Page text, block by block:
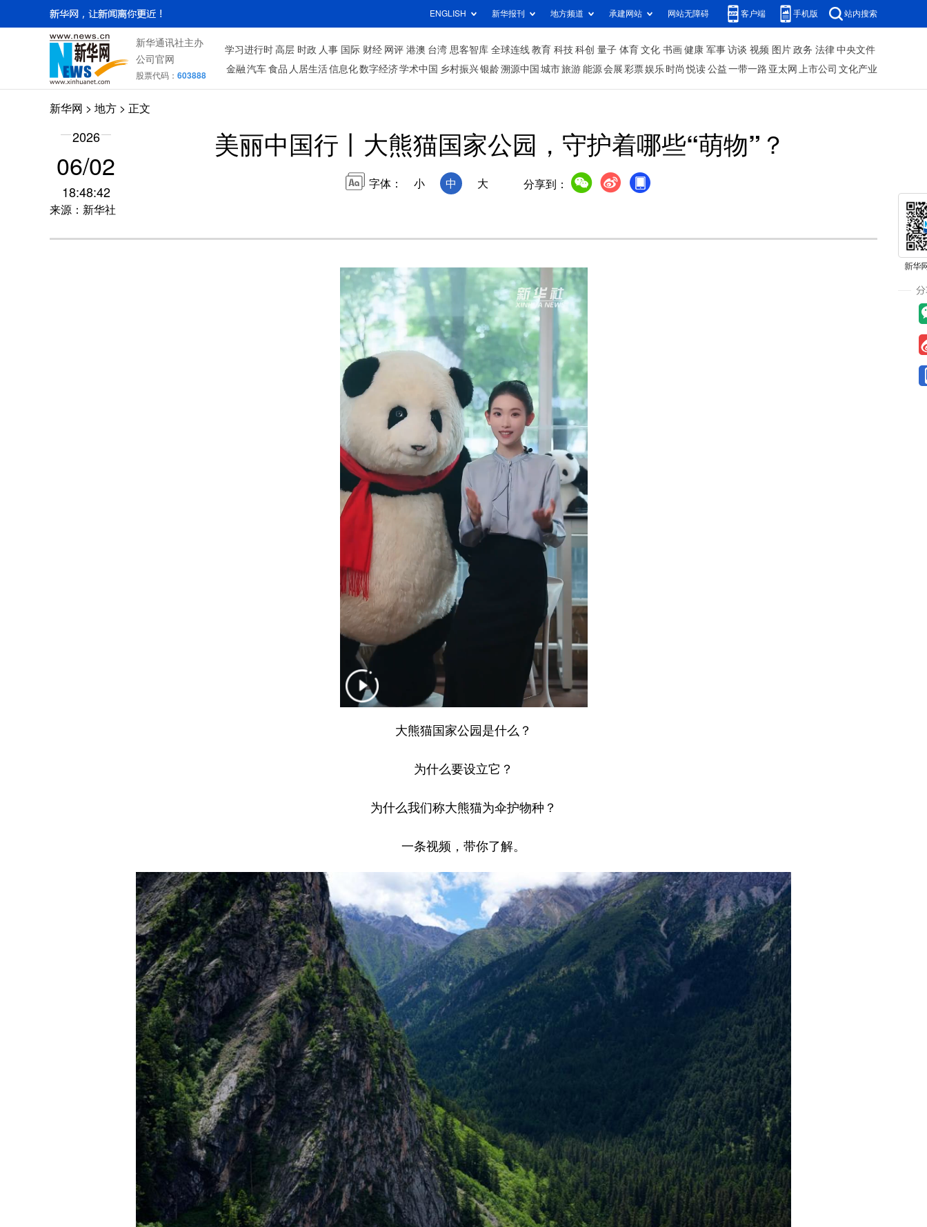
ENGLISH 新华报刊 地方频道 承建网站 网站无障碍 客户端 手机版 站内搜索
新华通讯社主办
公司官网
股票代码： 603888
学习进行时 高层 时政 人事 国际 财经 网评 港澳 台湾 思客智库 全球连线 教育 科技 科创 量子 体育 文化 书画 健康 军事 访谈 视频 图片 政务 法律 中央文件
金融 汽车 食品 人居生活信息化数字经济学术中国 乡村振兴银龄溯源中国 城市旅游 能源 会展 彩票娱乐 时尚 悦读 公益 一带一路 亚太网 上市公司 文化产业
新华网 > 地方 > 正文
2026
06/02
18:48:42
来源：新华社
美丽中国行丨大熊猫国家公园，守护着哪些“萌物”？
字体： 小 中 大 分享到：
大熊猫国家公园是什么？
为什么要设立它？
为什么我们称大熊猫为伞护物种？
一条视频，带你了解。